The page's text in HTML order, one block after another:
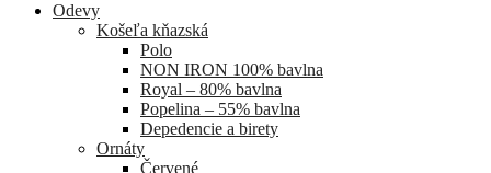
Odevy
Košeľa kňazská
Polo
NON IRON 100% bavlna
Royal – 80% bavlna
Popelina – 55% bavlna
Depedencie a birety
Ornáty
Červené